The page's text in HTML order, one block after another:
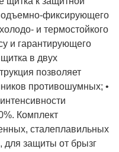
фиксирующего
и термостойкого
и гарантирующего
в двух
позволяет
противошумных; •
Комплект
сталеплавильных
защиты от брызг